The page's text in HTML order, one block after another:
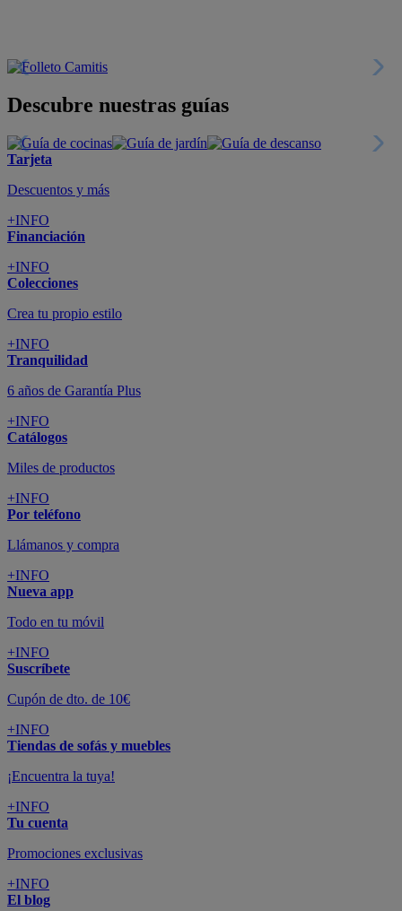
Descubre nuestras guías
Tarjeta
Descuentos y más
+INFO
Financiación
+INFO
Colecciones
Crea tu propio estilo
+INFO
Tranquilidad
6 años de Garantía Plus
+INFO
Catálogos
Miles de productos
+INFO
Por teléfono
Llámanos y compra
+INFO
Nueva app
Todo en tu móvil
+INFO
Suscríbete
Cupón de dto. de 10€
+INFO
Tiendas de sofás y muebles
¡Encuentra la tuya!
+INFO
Tu cuenta
Promociones exclusivas
+INFO
El blog